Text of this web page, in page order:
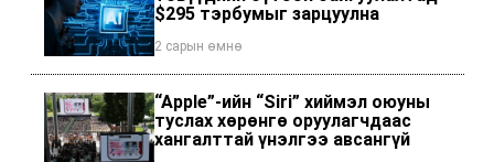
$295 тэрбумыг зарцуулна
2 сарын өмнө
“Apple”-ийн “Siri” хиймэл оюуны
туслах хөрөнгө оруулагчдаас
хангалттай үнэлгээ авсангүй